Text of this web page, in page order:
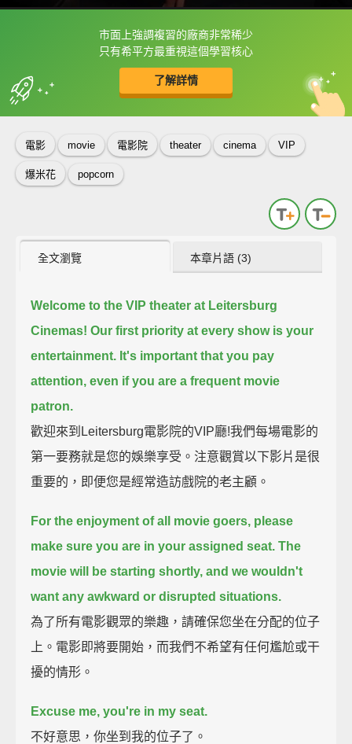
市面上強調複習的廠商非常稀少
只有希平方最重視這個學習核心
了解詳情
框選或點兩下字幕可以直接查字典喔！
收錄佳句 中
英
電影 movie 電影院 theater cinema VIP
爆米花 popcorn
全文瀏覽 本章片語 (3)
Welcome to the VIP theater at Leitersburg
Cinemas! Our first priority at every show is your
entertainment. It's important that you pay
attention, even if you are a frequent movie
patron.
歡迎來到Leitersburg電影院的VIP廳!我們每場電影的
第一要務就是您的娛樂享受。注意觀賞以下影片是很
重要的，即便您是經常造訪戲院的老主顧。
For the enjoyment of all movie goers, please
make sure you are in your assigned seat. The
movie will be starting shortly, and we wouldn't
want any awkward or disrupted situations.
為了所有電影觀眾的樂趣，請確保您坐在分配的位子
上。電影即將要開始，而我們不希望有任何尷尬或干
擾的情形。
Excuse me, you're in my seat.
不好意思，你坐到我的位子了。